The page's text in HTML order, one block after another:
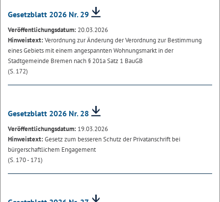
Gesetzblatt 2026 Nr. 29
Veröffentlichungsdatum: 20.03.2026
Hinweistext:Verordnung zur Änderung der Verordnung zur Bestimmung
eines Gebiets mit einem angespannten Wohnungsmarkt in der
Stadtgemeinde Bremen nach § 201a Satz 1 BauGB
(S. 172)
Gesetzblatt 2026 Nr. 28
Veröffentlichungsdatum: 19.03.2026
Hinweistext:Gesetz zum besseren Schutz der Privatanschrift bei
bürgerschaftlichem Engagement
(S. 170 - 171)